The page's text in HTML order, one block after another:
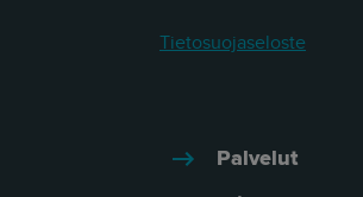
Tietosuojaseloste
Palvelut